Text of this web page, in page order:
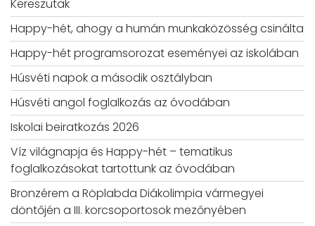
Kereszutak
Happy-hét, ahogy a humán munkaközösség csinálta
Happy-hét programsorozat eseményei az iskolában
Húsvéti napok a második osztályban
Húsvéti angol foglalkozás az óvodában
Iskolai beiratkozás 2026
Víz világnapja és Happy-hét – tematikus
foglalkozásokat tartottunk az óvodában
Bronzérem a Röplabda Diákolimpia vármegyei
döntőjén a III. korcsoportosok mezőnyében